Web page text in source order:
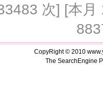
次] [本
CopyRight © 2010
The SearchEngine